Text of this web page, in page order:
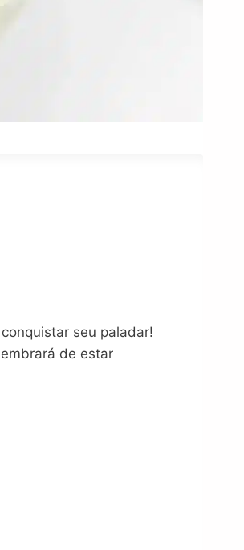
seu paladar!
de estar